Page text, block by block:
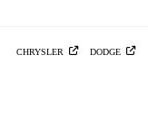
CHRYSLER DODGE